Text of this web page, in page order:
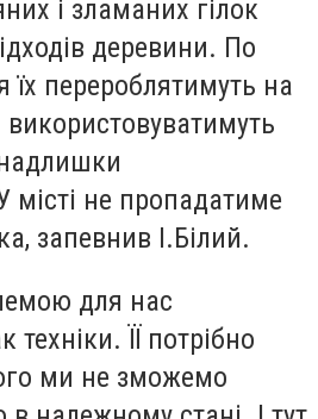
і зламаних гілок
деревини. По
їх перероблятимуть на
використовуватимуть
місті не пропадатиме
запевнив І.Білий.
для нас
ЇЇ потрібно
ми не зможемо